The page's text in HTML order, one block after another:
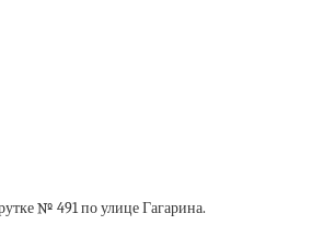
№ 491 по улице Гагарина.